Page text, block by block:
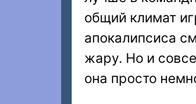
общий климат
апокалипсиса
жару. Но и
она просто